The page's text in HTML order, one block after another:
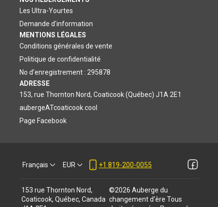
Les Ultra-Yourtes
Demande d'information
MENTIONS LÉGALES
Conditions générales de vente
Politique de confidentialité
No d’enregistrement : 295878
ADRESSE
153, rue Thornton Nord, Coaticook (Québec) J1A 2E1
aubergeATcoaticook.cool
Page Facebook
Français EUR +1 819-200-0055
153 rue Thornton Nord,
Coaticook, Québec, Canada
©2026 Auberge du
changement d'ère Tous